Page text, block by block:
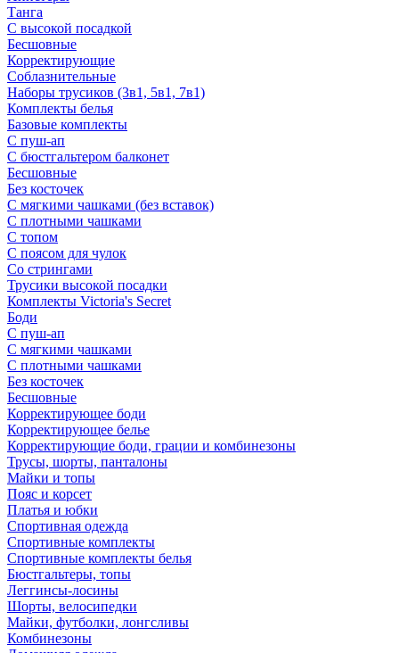
Танга
С высокой посадкой
Бесшовные
Корректирующие
Соблазнительные
Наборы трусиков (3в1, 5в1, 7в1)
Комплекты белья
Базовые комплекты
С пуш-ап
С бюстгальтером балконет
Бесшовные
Без косточек
С мягкими чашками (без вставок)
С плотными чашками
С топом
С поясом для чулок
Со стрингами
Трусики высокой посадки
Комплекты Victoria's Secret
Боди
С пуш-ап
С мягкими чашками
С плотными чашками
Без косточек
Бесшовные
Корректирующее боди
Корректирующее белье
Корректирующие боди, грации и комбинезоны
Трусы, шорты, панталоны
Майки и топы
Пояс и корсет
Платья и юбки
Спортивная одежда
Спортивные комплекты
Спортивные комплекты белья
Бюстгальтеры, топы
Леггинсы-лосины
Шорты, велосипедки
Майки, футболки, лонгсливы
Комбинезоны